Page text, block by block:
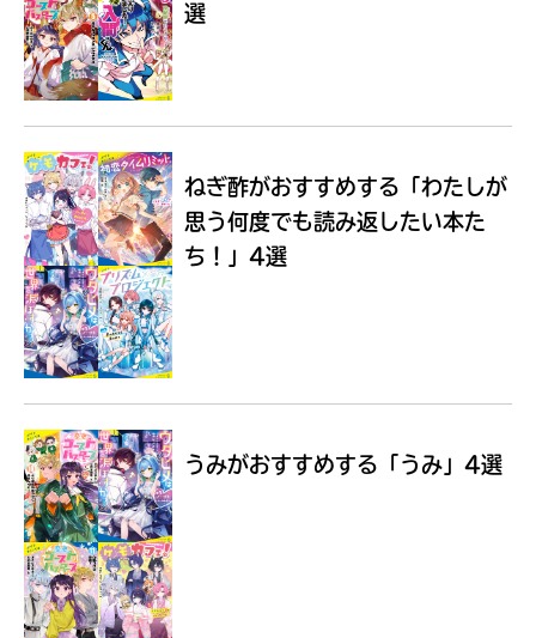
Loading...
選
ねぎ酢がおすすめする 「わたしが
思う何度でも読み返したい本た
ち！」4選
うみがおすすめする 「うみ」4選
容